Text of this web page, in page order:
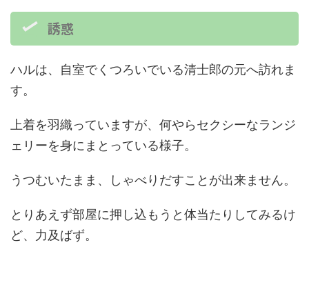
誘惑
ハルは、自室でくつろいでいる清士郎の元へ訪れま
す。
上着を羽織っていますが、何やらセクシーなランジ
ェリーを身にまとっている様子。
うつむいたまま、しゃべりだすことが出来ません。
とりあえず部屋に押し込もうと体当たりしてみるけ
ど、力及ばず。